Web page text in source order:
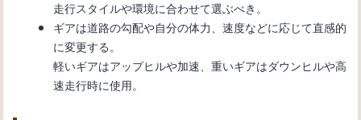
走行スタイルや環境に合わせて選ぶべき。
ギアは道路の勾配や自分の体力、速度などに応じて直感的
に変更する。
軽いギアはアップヒルや加速、重いギアはダウンヒルや高
速走行時に使用。